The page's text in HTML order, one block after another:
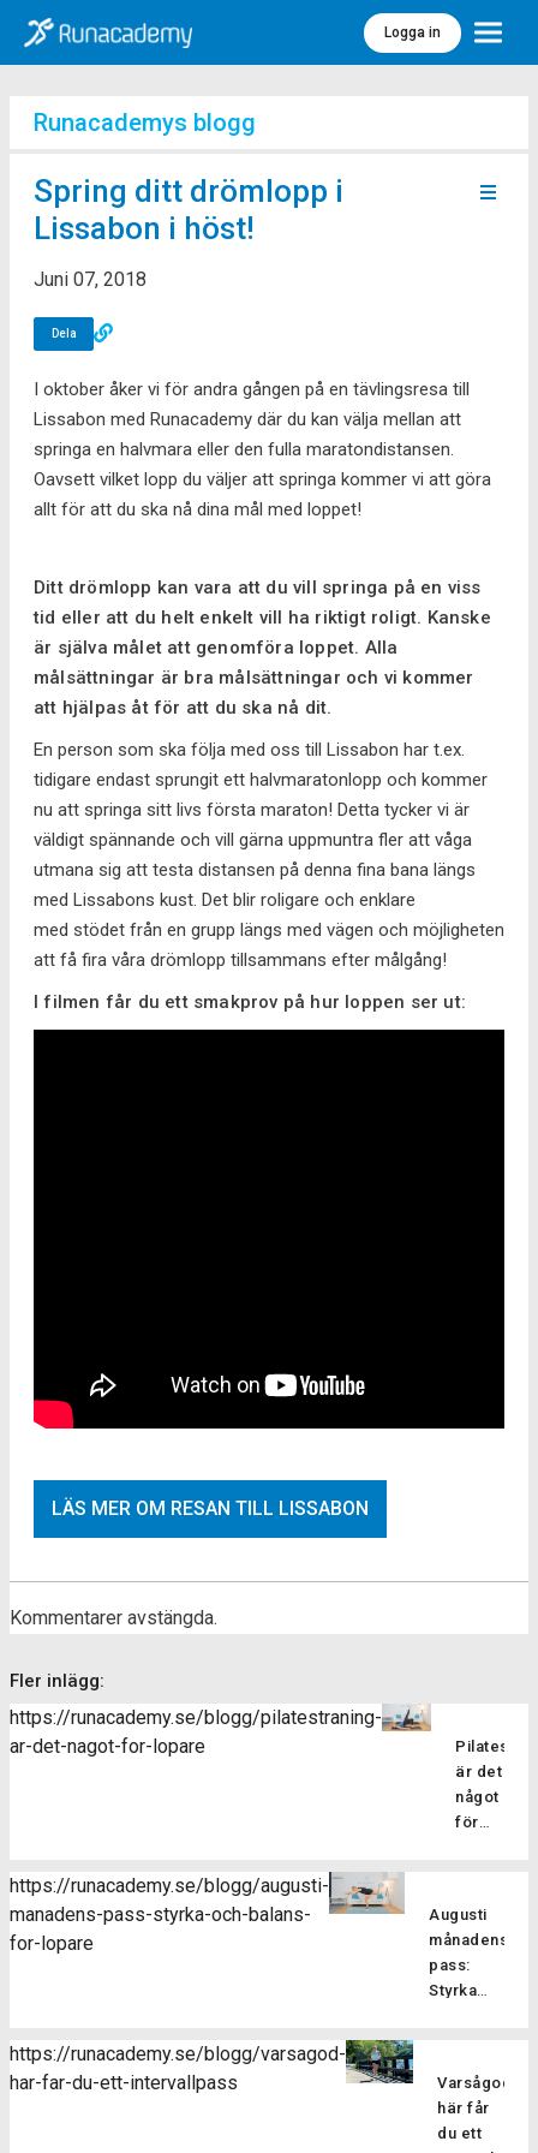
Logga in Meny
Runacademys blogg
Spring ditt drömlopp i
Lissabon i höst!
Juni 07, 2018
Dela
I oktober åker vi för andra gången på en tävlingsresa till
Lissabon med Runacademy där du kan välja mellan att
springa en halvmara eller den fulla maratondistansen.
Oavsett vilket lopp du väljer att springa kommer vi att göra
allt för att du ska nå dina mål med loppet!
Ditt drömlopp kan vara att du vill springa på en viss
tid eller att du helt enkelt vill ha riktigt roligt. Kanske
är själva målet att genomföra loppet. Alla
målsättningar är bra målsättningar och vi kommer
att hjälpas åt för att du ska nå dit.
En person som ska följa med oss till Lissabon har t.ex.
tidigare endast sprungit ett halvmaratonlopp och kommer
nu att springa sitt livs första maraton! Detta tycker vi är
väldigt spännande och vill gärna uppmuntra fler att våga
utmana sig att testa distansen på denna fina bana längs
med Lissabons kust. Det blir roligare och enklare
med stödet från en grupp längs med vägen och möjligheten
att få fira våra drömlopp tillsammans efter målgång!
I filmen får du ett smakprov på hur loppen ser ut:
LÄS MER OM RESAN TILL LISSABON
Kommentarer avstängda.
Fler inlägg:
https://runacademy.se/blogg/pilatestraning-
ar-det-nagot-for-lopare
är det
något
för
som
fokuserar
på att
core-
förbättra
https://runacademy.se/blogg/augusti-
manadens-pass-styrka-och-balans-
for-lopare
Augusti
månadens
pass:
Styrka
löpare Är
du redo
att ta din
https://runacademy.se/blogg/varsagod-
har-far-du-ett-intervallpass
Varsågod,
här får
du ett